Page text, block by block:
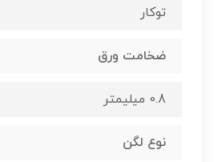
توکار
ضخامت ورق
0.8 میلیمتر
نوع لگن